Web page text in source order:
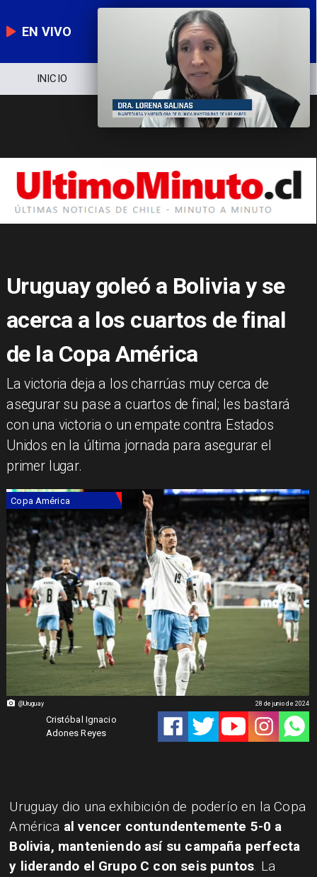
EN VIVO
NOTICIERO POLÍTICA ECONOMÍA
Uruguay goleó a Bolivia y se
acerca a los cuartos de final
de la Copa América
​La victoria deja a los charrúas muy cerca de
asegurar su pase a cuartos de final; les bastará
con una victoria o un empate contra Estados
Unidos en la última jornada para asegurar el
primer lugar.
@Uruguay
Copa América
Cristóbal Ignacio
Adones Reyes
28 de junio de 2024
Uruguay dio una exhibición de poderío en la Copa
América al vencer contundentemente 5-0 a
Bolivia, manteniendo así su campaña perfecta
y liderando el Grupo C con seis puntos. La